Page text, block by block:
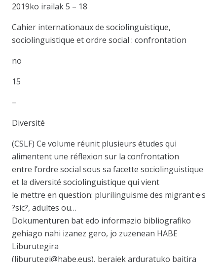
2019ko irailak 5 – 18
Cahier internationaux de sociolinguistique,
sociolinguistique et ordre social : confrontation
no
15
–
Diversité
(CSLF) Ce volume réunit plusieurs études qui
alimentent une réflexion sur la confrontation
entre l’ordre social sous sa facette sociolinguistique
et la diversité sociolinguistique qui vient
le mettre en question: plurilinguisme des migrant·e·s
?sic?, adultes ou…
Dokumenturen bat edo informazio bibliografiko
gehiago nahi izanez gero, jo zuzenean HABE
Liburutegira
(liburutegi@habe.eus), beraiek arduratuko baitira